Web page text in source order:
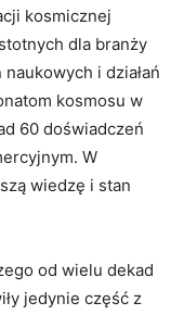
kosmicznej
dla branży
i działań
kosmosu w
60 doświadczeń
W
wiedzę i stan
od wielu dekad
jedynie część z